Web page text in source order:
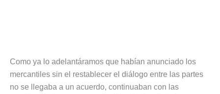
Como ya lo adelantáramos que habían anunciado los
mercantiles sin el restablecer el diálogo entre las partes
no se llegaba a un acuerdo, continuaban con las